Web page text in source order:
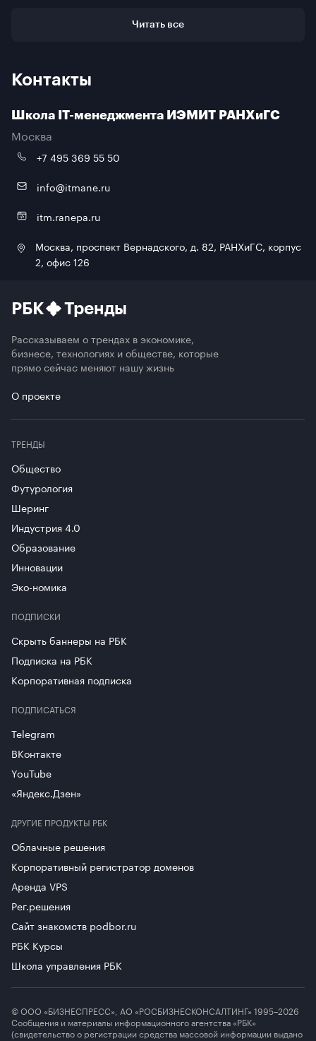
программа МВА со специализацией «Информационная
сертификацию International Academy of CIO (IAC).
Программа МВА «Информационный менеджмент (CIO)»
стандарту «Менеджер по информационным технологиям».
Выпускники Школы IT-менеджмента ежегодно входят в
рейтинги ТОП-100 лучших IT-директоров и топ-менеджеров
России.
Читать все
Контакты
Школа IT-менеджмента ИЭМИТ РАНХиГС
Москва
+7 495 369 55 50
info@itmane.ru
itm.ranepa.ru
Москва, проспект Вернадского, д. 82, РАНХиГС, корпус
2, офис 126
РБК Тренды
Рассказываем о трендах в экономике,
бизнесе, технологиях и обществе, которые
прямо сейчас меняют нашу жизнь
О проекте
ТРЕНДЫ
Общество
Футурология
Шеринг
Индустрия 4.0
Образование
Инновации
Эко-номика
ПОДПИСКИ
Скрыть баннеры на РБК
Подписка на РБК
Корпоративная подписка
ДРУГИЕ ПРОДУКТЫ РБК
Облачные решения
Корпоративный регистратор доменов
Аренда VPS
Рег.решения
Сайт знакомств podbor.ru
РБК Курсы
Школа управления РБК
ПОДПИСАТЬСЯ
Telegram
ВКонтакте
YouTube
«Яндекс.Дзен»
© ООО «БИЗНЕСПРЕСС», АО «РОСБИЗНЕСКОНСАЛТИНГ» 1995–2026
Сообщения и материалы информационного агентства «РБК»
(свидетельство о регистрации средства массовой информации выдано